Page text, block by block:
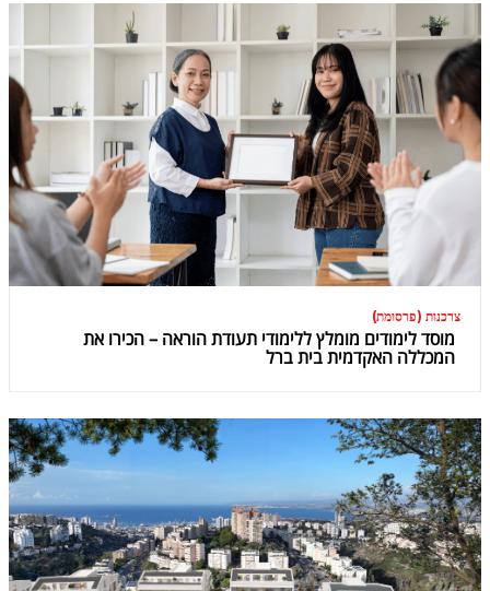
צרכנות (פרסומת)
מוסד לימודים מומלץ ללימודי תעודת הוראה – הכירו את
המכללה האקדמית בית ברל